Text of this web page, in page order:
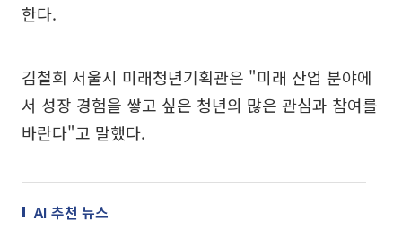
한다.
김철희 서울시 미래청년기획관은 "미래 산업 분야에
서 성장 경험을 쌓고 싶은 청년의 많은 관심과 참여를
바란다"고 말했다.
AI 추천 뉴스